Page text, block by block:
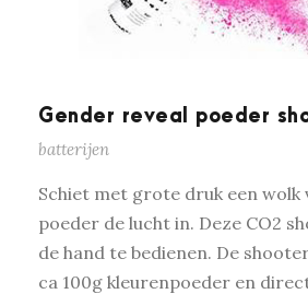
Gender reveal poeder
batterijen
Schiet met grote druk een
poeder de lucht in. Deze CO2
de hand te bedienen. De
ca 100g kleurenpoeder en